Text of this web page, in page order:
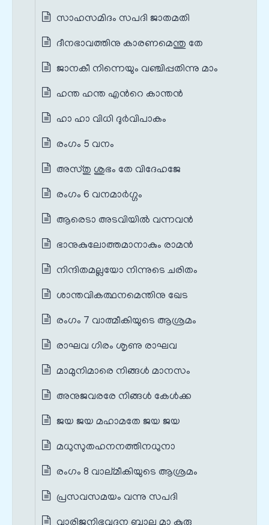
സാഹസമിദം സപദി ജാതമതി
ദീനഭാവത്തിനു കാരണമെന്തു തേ
ജാനകീ നിന്നെയും വഞ്ചിപ്പതിന്നു മാം
ഹന്ത ഹന്ത എന്‍റെ കാന്തന്‍
ഹാ ഹാ വിധി ദുര്‍വിപാകം
രംഗം 5 വനം
അസ്തു ശുഭം തേ വിദേഹജേ
രംഗം 6 വനമാര്‍ഗ്ഗം
ആരെടാ അടവിയില്‍ വന്നവന്‍
ഭാനുകുലോത്തമാനാകും രാമന്‍
നിന്ദിതമല്ലയോ നിന്നുടെ ചരിതം
ശാന്തവികത്ഥനമെന്തിനു ഖേട
രംഗം 7 വാത്മീകിയുടെ ആശ്രമം
രാഘവ ഗിരം ശൃണു രാഘവ
മാമുനിമാരെ നിങ്ങള്‍ മാനസം
അനുജവരരേ നിങ്ങള്‍ കേള്‍ക്ക
ജയ ജയ മഹാമതേ ജയ ജയ
മധുസുതഹനനത്തിനധുനാ
രംഗം 8 വാല്മീകിയുടെ ആശ്രമം
പ്രസവസമയം വന്നു സപദി